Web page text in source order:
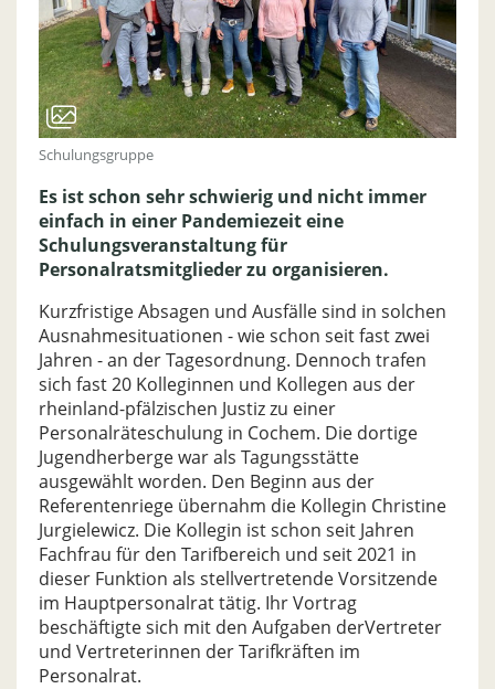
Schulungsgruppe
Es ist schon sehr schwierig und nicht immer
einfach in einer Pandemiezeit eine
Schulungsveranstaltung für
Personalratsmitglieder zu organisieren.
Kurzfristige Absagen und Ausfälle sind in solchen
Ausnahmesituationen - wie schon seit fast zwei
Jahren - an der Tagesordnung. Dennoch trafen
sich fast 20 Kolleginnen und Kollegen aus der
rheinland-pfälzischen Justiz zu einer
Personalräteschulung in Cochem. Die dortige
Jugendherberge war als Tagungsstätte
ausgewählt worden. Den Beginn aus der
Referentenriege übernahm die Kollegin Christine
Jurgielewicz. Die Kollegin ist schon seit Jahren
Fachfrau für den Tarifbereich und seit 2021 in
dieser Funktion als stellvertretende Vorsitzende
im Hauptpersonalrat tätig. Ihr Vortrag
beschäftigte sich mit den Aufgaben derVertreter
und Vertreterinnen der Tarifkräften im
Personalrat.